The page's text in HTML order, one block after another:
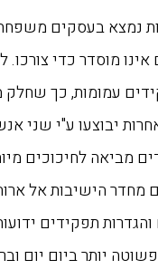
נמצא בעסקים
מוסדר כדי צורכו.
עמומות, כך
יבוצעו ע"י שני
מביאה לחיכוכים
מחדר הישיבות אל
והגדרות תפקידים
יותר ביום יום